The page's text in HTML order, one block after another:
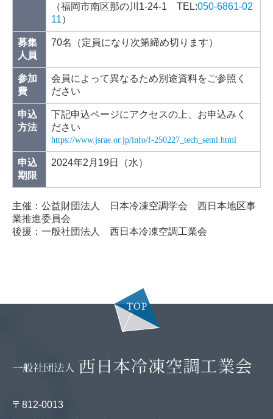
（福岡市南区那の川1-24-1 TEL:050-6861-02
11）
募集
人員
70名（定員になり次第締め切ります）
参加
費
会員によって異なるため別途資料をご参照く
ださい
申込
方法
下記申込ページにアクセスの上、お申込みく
ださい
https://www.jsrae.or.jp/info/f-250227_tech_semi.html
申込
期限
2024年2月19日（水）
主催：公益財団法人 日本冷凍空調学会 西日本地区事
業推進委員会
後援：一般社団法人 西日本冷凍空調工業会
〒812-0013